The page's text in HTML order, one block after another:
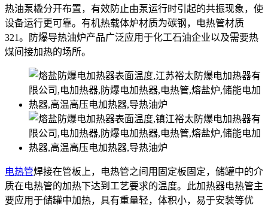
热油泵橇分开布置，有效防止由泵运行时引起的共振现象，使
设备运行更可靠。有机热载体炉材质为碳钢，电热管材质
321。防爆导热油炉产品广泛应用于化工石油企业以及需要热
煤间接加热的场所。
电热管焊接在管板上，电热管之间用固定板固定，储罐中的介
质在电热管的加热下达到工艺要求的温度。此加热器电热管主
要应用于储罐中加热，具有重量轻，体积小，易于安装等优